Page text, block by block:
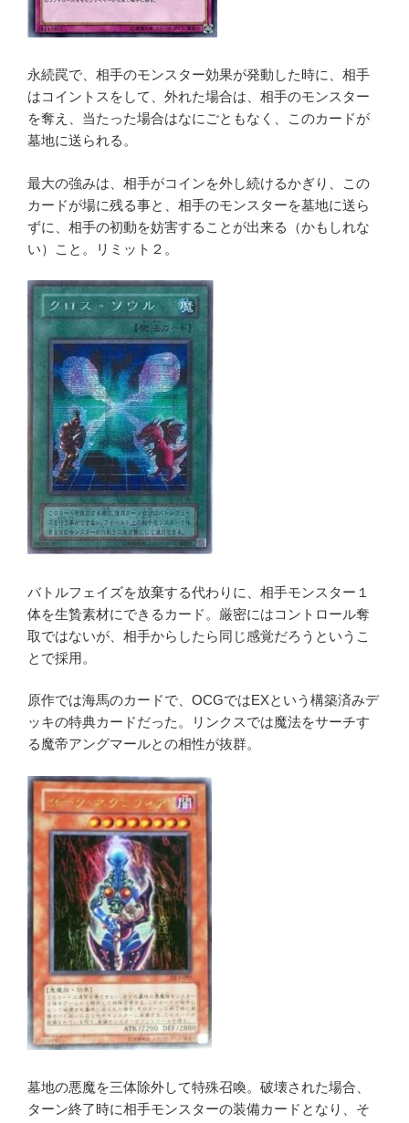
永続罠で、相手のモンスター効果が発動した時に、相手
はコイントスをして、外れた場合は、相手のモンスター
を奪え、当たった場合はなにごともなく、このカードが
墓地に送られる。
最大の強みは、相手がコインを外し続けるかぎり、この
カードが場に残る事と、相手のモンスターを墓地に送ら
ずに、相手の初動を妨害することが出来る（かもしれな
い）こと。リミット２。
バトルフェイズを放棄する代わりに、相手モンスター１
体を生贄素材にできるカード。厳密にはコントロール奪
取ではないが、相手からしたら同じ感覚だろうというこ
とで採用。
原作では海馬のカードで、OCGではEXという構築済みデ
ッキの特典カードだった。リンクスでは魔法をサーチす
る魔帝アングマールとの相性が抜群。
墓地の悪魔を三体除外して特殊召喚。破壊された場合、
ターン終了時に相手モンスターの装備カードとなり、そ